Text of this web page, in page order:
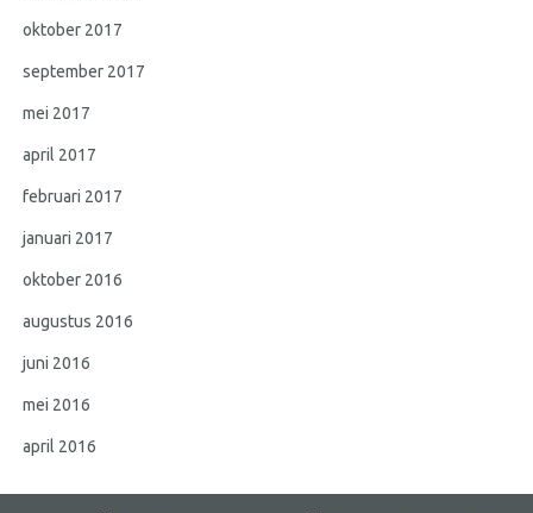
oktober 2017
september 2017
mei 2017
april 2017
februari 2017
januari 2017
oktober 2016
augustus 2016
juni 2016
mei 2016
april 2016